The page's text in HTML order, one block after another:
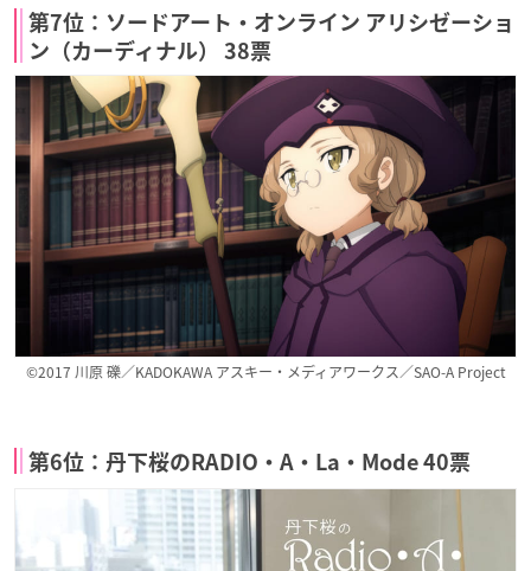
第7位：ソードアート・オンライン アリシゼーショ
ン（カーディナル） 38票
©2017 川原 礫／KADOKAWA アスキー・メディアワークス／SAO-A Project
第6位：丹下桜のRADIO・A・La・Mode 40票